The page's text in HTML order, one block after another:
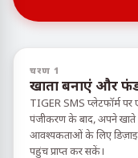
चरण 1
खाता बनाएं और
TIGER SMS प्लेटफॉर्म
पंजीकरण के बाद, अपने खाते
आवश्यकताओं के लिए
पहुंच प्राप्त कर सकें।